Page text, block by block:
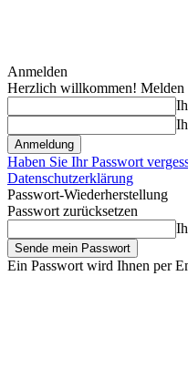
Anmelden
Herzlich willkommen! Melden
Haben Sie Ihr Passwort
Datenschutzerklärung
Passwort-Wiederherstellung
Passwort zurücksetzen
Ein Passwort wird Ihnen per